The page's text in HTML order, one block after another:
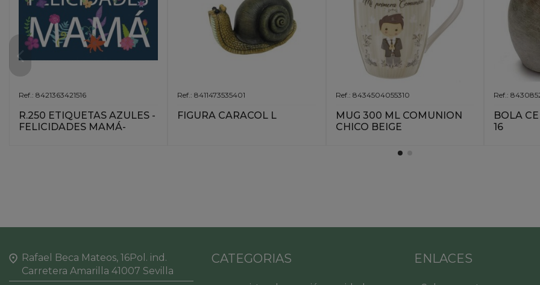
Ref.: 8421363421516
R.250 ETIQUETAS AZULES -
FELICIDADES MAMÁ-
Ref.: 8411473535401
FIGURA CARACOL L
Ref.: 8434504055310
MUG 300 ML COMUNION
CHICO BEIGE
Ref.:
BOLA
16
Rafael Beca Mateos, 16Pol. ind.
Carretera Amarilla 41007 Sevilla
CATEGORIAS ENLACES